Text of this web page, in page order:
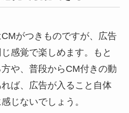
がつきものですが、広告
感覚で楽しめます。もと
や、普段からCM付きの動
ば、広告が入ること自体
じないでしょう。